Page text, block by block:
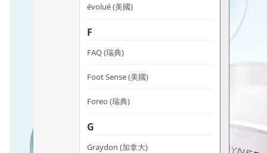
évolué (美國)
F
FAQ (瑞典)
Foot Sense (美國)
Foreo (瑞典)
G
Graydon (加拿大)